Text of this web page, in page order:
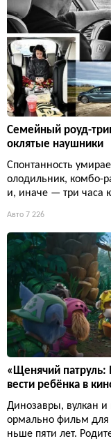
Семейный роуд-
оклятые наушники
Спонтанность
олодильник, комбо-
и, иначе — три часа
Авто 7 226
«Щенячий патруль:
вести ребёнка в
Динозавры, вулкан
ормально фильм для
ньше пяти лет.